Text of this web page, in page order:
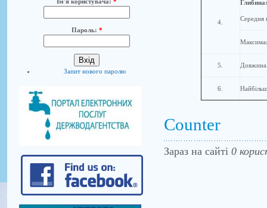
Пароль: *
Запит нового паролю
4.
Глибина:
5.
6.
Counter
Зараз на сайті 0